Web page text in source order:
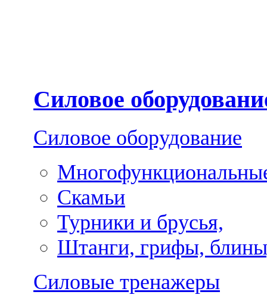
Силовое
Силовое оборудование
Скамьи
Турники и брусья,
Штанги, грифы,
Силовые тренажеры